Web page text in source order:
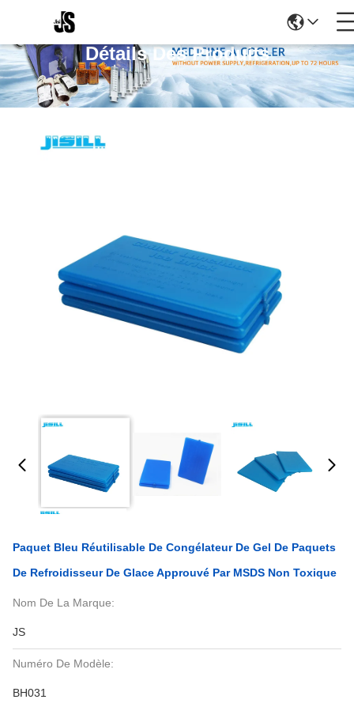
Détails Des Produits
Paquet Bleu Réutilisable De Congélateur De Gel De Paquets
De Refroidisseur De Glace Approuvé Par MSDS Non Toxique
Nom De La Marque:
JS
Numéro De Modèle:
BH031